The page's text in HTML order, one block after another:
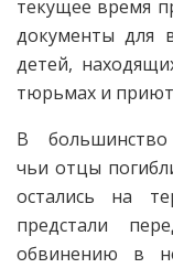
текущее время
документы для
детей,
тюрьмах и
В большинство
чьи отцы
остались на
предстали
обвинению в